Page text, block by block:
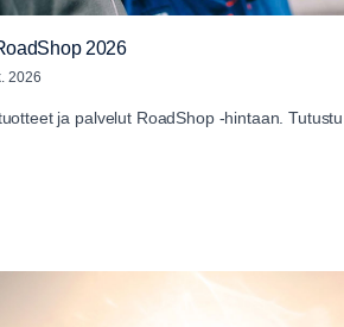
2026
2026
ja palvelut RoadShop -hintaan.